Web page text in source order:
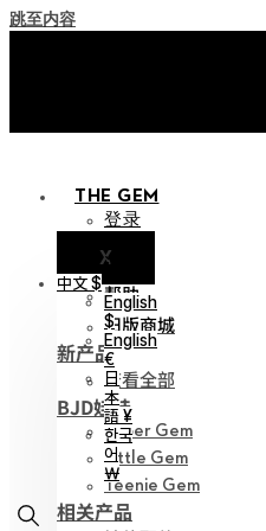
跳至内容
THE GEM
登录
X通知
帮助
旧版商城
新产品
查看全部
BJD娃娃
Hyper Gem
Little Gem
Teenie Gem
相关产品
中文 $
English
$
English
€
日
本
語 ¥
한국
어
￦